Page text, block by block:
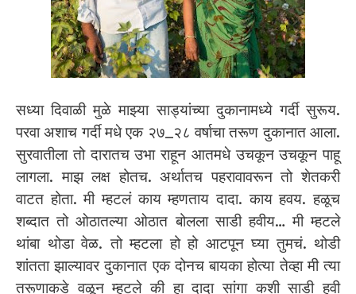
सध्या दिवाळी मुळे माझ्या साड्यांच्या दुकानामध्ये गर्दी सुरूय.
परवा अशाच गर्दी मधे एक २७_२८ वर्षाचा तरूण दुकानात आला.
सुरवातीला तो दारातच उभा राहून आतमधे उचकून उचकून पाहू
लागला. माझ लक्ष होतच. अर्थातच पहरावावरून तो शेतकरी
वाटत होता. मी म्हटलं काय म्हणताय दादा. काय हवय. हळूच
शब्दात तो ओठातल्या ओठात बोलला साडी हवीय… मी म्हटले
थांबा थोडा वेळ. तो म्हटला हो हो आटपून घ्या तुमचं. थोडी
शांतता झाल्यावर दुकानात एक दोनच बायका होत्या तेव्हा मी त्या
तरूणाकडे वळून म्हटले की हा दादा सांगा कशी साडी हवी